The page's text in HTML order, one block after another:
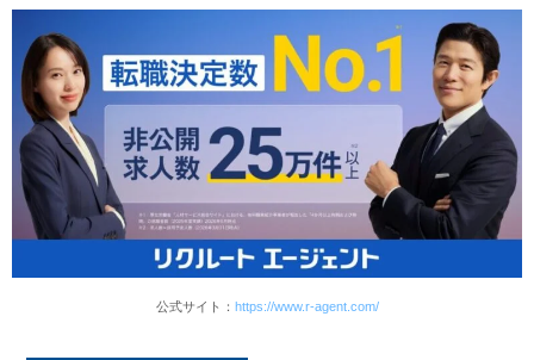
地方特化型の転職エージェントから選ぶ
口コミ・評判が高い転職エージェントから選ぶ
地方への転職で転職エージェントを効果的に活用する9つ
のポイント
希望条件を事前に整理する
相性が悪い担当者は変更をお願いする
推薦文を確認する
スキル・経験・経歴は正確に伝える
スケジュール確認に漏れがないようにする
公式サイト： https://www.r-agent.com/